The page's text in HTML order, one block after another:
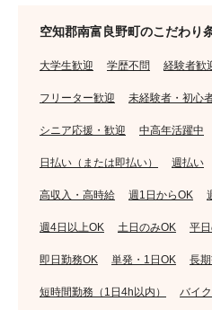
空知郡南富良野町のこだわり
大学生歓迎 学歴不問 経験者歓
フリーター歓迎 未経験者・初心
シニア応援・歓迎 中高年活躍中
日払い（または即払い） 週払い
高収入・高時給 週1日からOK
週4日以上OK 土日のみOK 平
即日勤務OK 単発・1日OK 長
短時間勤務（1日4h以内） バイ